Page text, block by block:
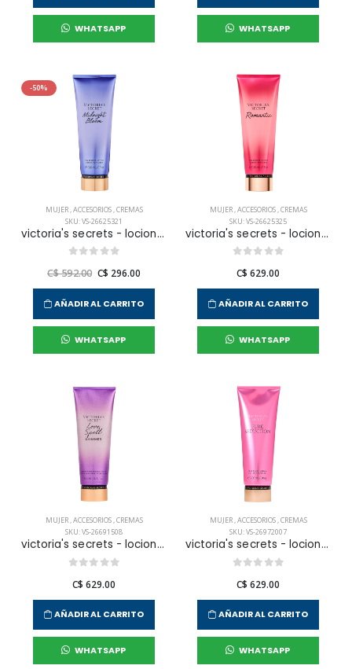
WHATSAPP WHATSAPP
-50%
MUJER,ACCESORIOS,CREMAS
SKU: VS-26625321
victoria's secrets - locion corporal midnight bloom para mujer
C$ 592.00 C$ 296.00
AÑADIR AL CARRITO
WHATSAPP
MUJER,ACCESORIOS,CREMAS
SKU: VS-26625325
victoria's secrets - locion corporal romantic body para mujer
C$ 629.00
AÑADIR AL CARRITO
WHATSAPP
MUJER,ACCESORIOS,CREMAS
SKU: VS-26691508
victoria's secrets - locion corporal love spell shimmer para mujer
C$ 629.00
AÑADIR AL CARRITO
WHATSAPP
MUJER,ACCESORIOS,CREMAS
SKU: VS-26972007
victoria's secrets - locion corporal pure seduction para mujer
C$ 629.00
AÑADIR AL CARRITO
WHATSAPP